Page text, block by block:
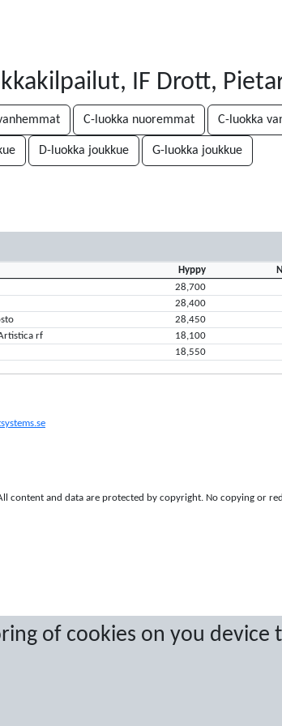
of cookies on you
IF Drott,
C-luokka nuoremmat C-luokka
D-luokka joukkue G-luokka joukkue
Hyppy
28,700
28,400
28,450
rf 18,100
18,550
content and data are protected by copyright. No copying or